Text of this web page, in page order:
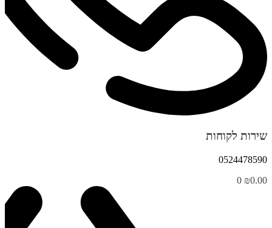
שירות לקוחות
0524478590
₪0.00
0